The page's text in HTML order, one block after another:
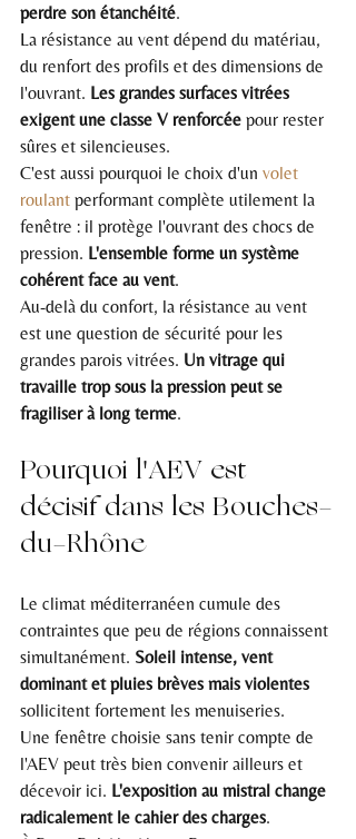
perdre son étanchéité.
La résistance au vent dépend du matériau,
du renfort des profils et des dimensions de
l'ouvrant. Les grandes surfaces vitrées
exigent une classe V renforcée pour rester
sûres et silencieuses.
C'est aussi pourquoi le choix d'un volet
roulant performant complète utilement la
fenêtre : il protège l'ouvrant des chocs de
pression. L'ensemble forme un système
cohérent face au vent.
Au-delà du confort, la résistance au vent
est une question de sécurité pour les
grandes parois vitrées. Un vitrage qui
travaille trop sous la pression peut se
fragiliser à long terme.
Pourquoi l'AEV est
décisif dans les Bouches-
du-Rhône
Le climat méditerranéen cumule des
contraintes que peu de régions connaissent
simultanément. Soleil intense, vent
dominant et pluies brèves mais violentes
sollicitent fortement les menuiseries.
Une fenêtre choisie sans tenir compte de
l'AEV peut très bien convenir ailleurs et
décevoir ici. L'exposition au mistral change
radicalement le cahier des charges.